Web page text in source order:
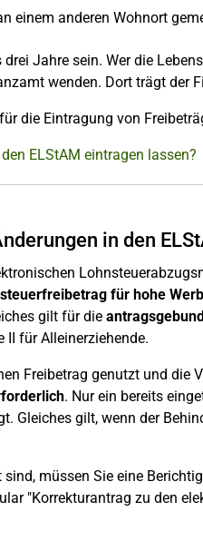
einem anderen Wohnort
Jahre sein. Wer die
wenden. Dort trägt der
die Eintragung von
ELStAM eintragen lassen?
in den
für hohe
gilt für die
II für Alleinerziehende.
Freibetrag genutzt und die
. Nur ein bereits
Gleiches gilt, wenn der
müssen Sie eine
"Korrekturantrag zu den